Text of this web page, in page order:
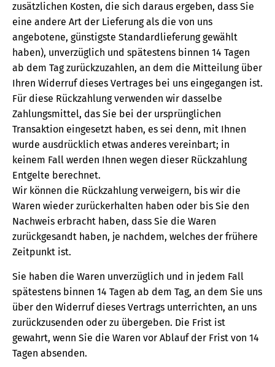
zusätzlichen Kosten, die sich daraus ergeben, dass Sie
eine andere Art der Lieferung als die von uns
angebotene, günstigste Standardlieferung gewählt
haben), unverzüglich und spätestens binnen 14 Tagen
ab dem Tag zurückzuzahlen, an dem die Mitteilung über
Ihren Widerruf dieses Vertrages bei uns eingegangen ist.
Für diese Rückzahlung verwenden wir dasselbe
Zahlungsmittel, das Sie bei der ursprünglichen
Transaktion eingesetzt haben, es sei denn, mit Ihnen
wurde ausdrücklich etwas anderes vereinbart; in
keinem Fall werden Ihnen wegen dieser Rückzahlung
Entgelte berechnet.
Wir können die Rückzahlung verweigern, bis wir die
Waren wieder zurückerhalten haben oder bis Sie den
Nachweis erbracht haben, dass Sie die Waren
zurückgesandt haben, je nachdem, welches der frühere
Zeitpunkt ist.
Sie haben die Waren unverzüglich und in jedem Fall
spätestens binnen 14 Tagen ab dem Tag, an dem Sie uns
über den Widerruf dieses Vertrags unterrichten, an uns
zurückzusenden oder zu übergeben. Die Frist ist
gewahrt, wenn Sie die Waren vor Ablauf der Frist von 14
Tagen absenden.